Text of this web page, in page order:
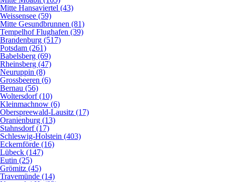
Mitte Hansaviertel (43)
Weissensee (59)
Mitte Gesundbrunnen (81)
Tempelhof Flughafen (39)
Brandenburg (517)
Potsdam (261)
Babelsberg (69)
Rheinsberg (47)
Neuruppin (8)
Grossbeeren (6)
Bernau (56)
Woltersdorf (10)
Kleinmachnow (6)
Oberspreewald-Lausitz (17)
Oranienburg (13)
Stahnsdorf (17)
Schleswig-Holstein (403)
Eckernförde (16)
Lübeck (147)
Eutin (25)
Grömitz (45)
Travemünde (14)